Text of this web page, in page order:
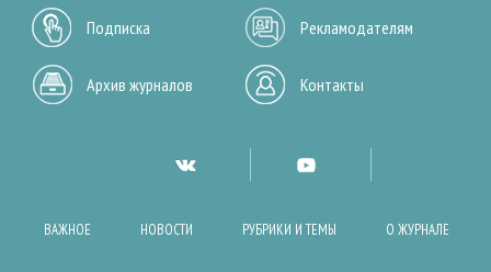
Подписка Рекламодателям
Архив журналов Контакты
ВАЖНОЕ НОВОСТИ РУБРИКИ И ТЕМЫ О ЖУРНАЛЕ